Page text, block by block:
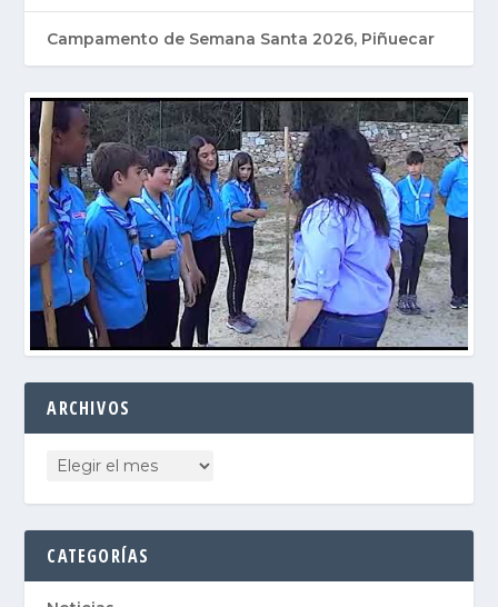
Campamento de Semana Santa 2026, Piñuecar
ARCHIVOS
CATEGORÍAS